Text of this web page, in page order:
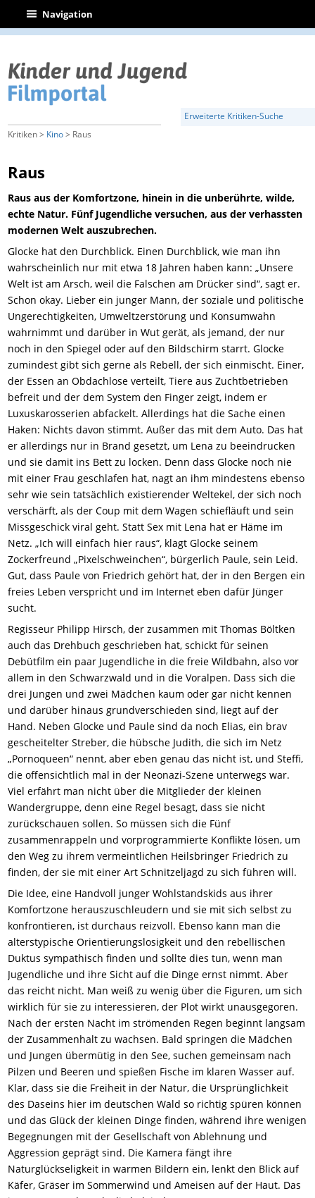
| Navigation
Erweiterte Kritiken-Suche
Kritiken > Kino> Raus
Raus
Raus aus der Komfortzone, hinein in die unberührte, wilde,
echte Natur. Fünf Jugendliche versuchen, aus der verhassten
modernen Welt auszubrechen.
Glocke hat den Durchblick. Einen Durchblick, wie man ihn
wahrscheinlich nur mit etwa 18 Jahren haben kann: „Unsere
Welt ist am Arsch, weil die Falschen am Drücker sind“, sagt er.
Schon okay. Lieber ein junger Mann, der soziale und politische
Ungerechtigkeiten, Umweltzerstörung und Konsumwahn
wahrnimmt und darüber in Wut gerät, als jemand, der nur
noch in den Spiegel oder auf den Bildschirm starrt. Glocke
zumindest gibt sich gerne als Rebell, der sich einmischt. Einer,
der Essen an Obdachlose verteilt, Tiere aus Zuchtbetrieben
befreit und der dem System den Finger zeigt, indem er
Luxuskarosserien abfackelt. Allerdings hat die Sache einen
Haken: Nichts davon stimmt. Außer das mit dem Auto. Das hat
er allerdings nur in Brand gesetzt, um Lena zu beeindrucken
und sie damit ins Bett zu locken. Denn dass Glocke noch nie
mit einer Frau geschlafen hat, nagt an ihm mindestens ebenso
sehr wie sein tatsächlich existierender Weltekel, der sich noch
verschärft, als der Coup mit dem Wagen schiefläuft und sein
Missgeschick viral geht. Statt Sex mit Lena hat er Häme im
Netz. „Ich will einfach hier raus“, klagt Glocke seinem
Zockerfreund „Pixelschweinchen“, bürgerlich Paule, sein Leid.
Gut, dass Paule von Friedrich gehört hat, der in den Bergen ein
freies Leben verspricht und im Internet eben dafür Jünger
sucht.
Regisseur Philipp Hirsch, der zusammen mit Thomas Böltken
auch das Drehbuch geschrieben hat, schickt für seinen
Debütfilm ein paar Jugendliche in die freie Wildbahn, also vor
allem in den Schwarzwald und in die Voralpen. Dass sich die
drei Jungen und zwei Mädchen kaum oder gar nicht kennen
und darüber hinaus grundverschieden sind, liegt auf der
Hand. Neben Glocke und Paule sind da noch Elias, ein brav
gescheitelter Streber, die hübsche Judith, die sich im Netz
„Pornoqueen“ nennt, aber eben genau das nicht ist, und Steffi,
die offensichtlich mal in der Neonazi-Szene unterwegs war.
Viel erfährt man nicht über die Mitglieder der kleinen
Wandergruppe, denn eine Regel besagt, dass sie nicht
zurückschauen sollen. So müssen sich die Fünf
zusammenrappeln und vorprogrammierte Konflikte lösen, um
den Weg zu ihrem vermeintlichen Heilsbringer Friedrich zu
finden, der sie mit einer Art Schnitzeljagd zu sich führen will.
Die Idee, eine Handvoll junger Wohlstandskids aus ihrer
Komfortzone herauszuschleudern und sie mit sich selbst zu
konfrontieren, ist durchaus reizvoll. Ebenso kann man die
alterstypische Orientierungslosigkeit und den rebellischen
Duktus sympathisch finden und sollte dies tun, wenn man
Jugendliche und ihre Sicht auf die Dinge ernst nimmt. Aber
das reicht nicht. Man weiß zu wenig über die Figuren, um sich
wirklich für sie zu interessieren, der Plot wirkt unausgegoren.
Nach der ersten Nacht im strömenden Regen beginnt langsam
der Zusammenhalt zu wachsen. Bald springen die Mädchen
und Jungen übermütig in den See, suchen gemeinsam nach
Pilzen und Beeren und spießen Fische im klaren Wasser auf.
Klar, dass sie die Freiheit in der Natur, die Ursprünglichkeit
des Daseins hier im deutschen Wald so richtig spüren können
und das Glück der kleinen Dinge finden, während ihre wenigen
Begegnungen mit der Gesellschaft von Ablehnung und
Aggression geprägt sind. Die Kamera fängt ihre
Naturglückseligkeit in warmen Bildern ein, lenkt den Blick auf
Käfer, Gräser im Sommerwind und Ameisen auf der Haut. Das